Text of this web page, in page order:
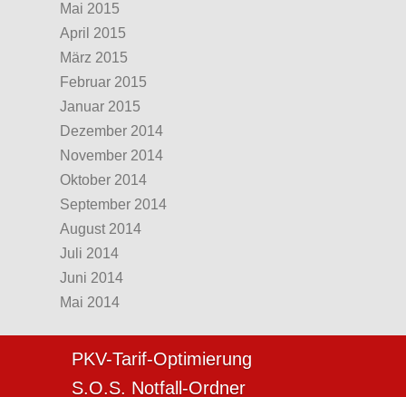
Mai 2015
April 2015
März 2015
Februar 2015
Januar 2015
Dezember 2014
November 2014
Oktober 2014
September 2014
August 2014
Juli 2014
Juni 2014
Mai 2014
PKV-Tarif-Optimierung
S.O.S. Notfall-Ordner